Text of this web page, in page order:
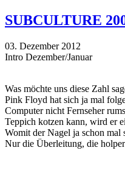
SUBCULTURE
03. Dezember 2012
Intro Dezember/Januar
Was möchte uns diese Zahl
Pink Floyd hat sich ja mal
Computer nicht Fernseher
Teppich kotzen kann, wird er
Womit der Nagel ja schon mal
Nur die Überleitung, die